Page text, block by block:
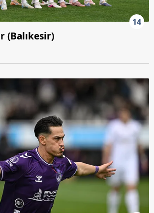
14
(Balıkesir)